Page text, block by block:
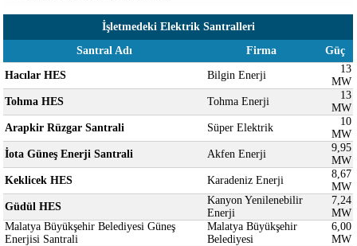
İşletmedeki Elektrik Santralleri
Santral Adı
Firma Güç
Hacılar HES Bilgin Enerji
13
MW
Tohma HES
Tohma Enerji
13
MW
Arapkir Rüzgar Santrali
Süper Elektrik
10
MW
İota Güneş Enerji Santrali
Akfen Enerji
9,95
MW
Keklicek HES
Karadeniz Enerji
8,67
MW
Güdül HES
Kanyon Yenilenebilir
Enerji
7,24
MW
Malatya Büyükşehir Belediyesi Güneş
Enerjisi Santrali
Malatya Büyükşehir
Belediyesi
6,00
MW